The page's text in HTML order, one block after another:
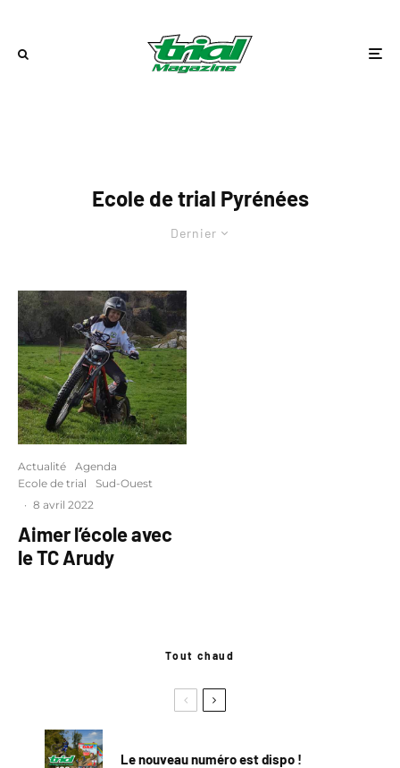
Ecole de trial Pyrénées
Dernier
Actualité
Agenda
Ecole de trial
Sud-Ouest
· 8 avril 2022
Aimer l’école avec
le TC Arudy
Tout chaud
Le nouveau numéro est dispo !